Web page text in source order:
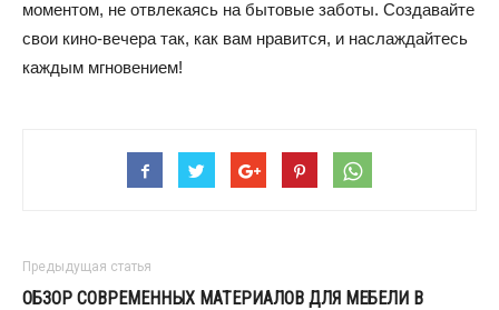
моментом, не отвлекаясь на бытовые заботы. Создавайте
свои кино-вечера так, как вам нравится, и наслаждайтесь
каждым мгновением!
Предыдущая статья
ОБЗОР СОВРЕМЕННЫХ МАТЕРИАЛОВ ДЛЯ МЕБЕЛИ В